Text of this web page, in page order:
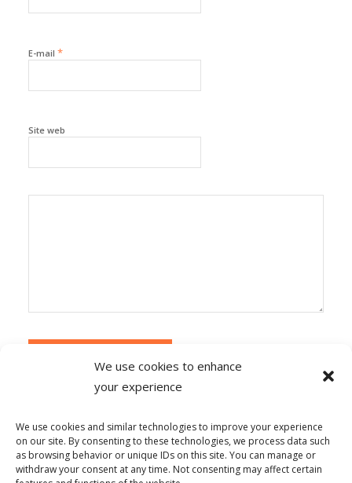
We use cookies to enhance
your experience
We use cookies and similar technologies to improve your experience
on our site. By consenting to these technologies, we process data such
as browsing behavior or unique IDs on this site. You can manage or
withdraw your consent at any time. Not consenting may affect certain
E-mail *
Site web
Ce site utilise Akismet pour réduire les
données de vos commentaires sont traitées.